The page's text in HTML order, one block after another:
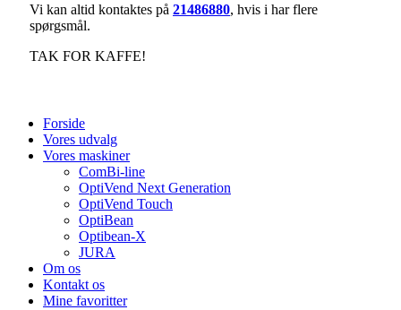
Vi kan altid kontaktes på 21486880, hvis i har flere
spørgsmål.
TAK FOR KAFFE!
Forside
Vores udvalg
Vores maskiner
ComBi-line
OptiVend Next Generation
OptiVend Touch
OptiBean
Optibean-X
JURA
Om os
Kontakt os
Mine favoritter